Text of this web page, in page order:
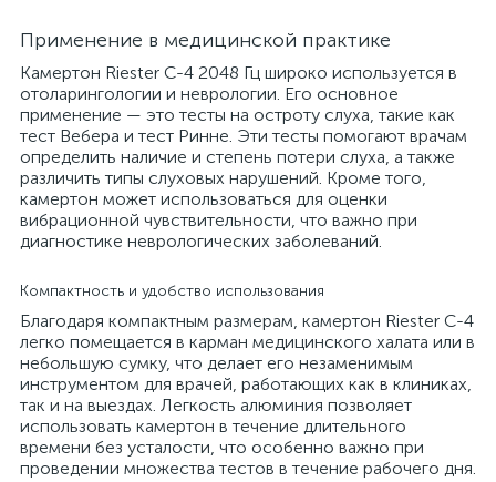
Применение в медицинской практике
Камертон Riester С-4 2048 Гц широко используется в
отоларингологии и неврологии. Его основное
применение — это тесты на остроту слуха, такие как
тест Вебера и тест Ринне. Эти тесты помогают врачам
определить наличие и степень потери слуха, а также
различить типы слуховых нарушений. Кроме того,
камертон может использоваться для оценки
вибрационной чувствительности, что важно при
диагностике неврологических заболеваний.
Компактность и удобство использования
Благодаря компактным размерам, камертон Riester С-4
легко помещается в карман медицинского халата или в
небольшую сумку, что делает его незаменимым
инструментом для врачей, работающих как в клиниках,
так и на выездах. Легкость алюминия позволяет
использовать камертон в течение длительного
времени без усталости, что особенно важно при
проведении множества тестов в течение рабочего дня.